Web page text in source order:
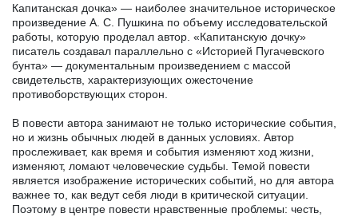
Капитанская дочка» — наиболее значительное историческое
произведение А. С. Пушкина по объему исследовательской
работы, которую проделал автор. «Капитанскую дочку»
писатель создавал параллельно с «Историей Пугачевского
бунта» — документальным произведением с массой
свидетельств, характеризующих ожесточение
противоборствующих сторон.
В повести автора занимают не только исторические события,
но и жизнь обычных людей в данных условиях. Автор
прослеживает, как время и события изменяют ход жизни,
изменяют, ломают человеческие судьбы. Темой повести
является изображение исторических событий, но для автора
важнее то, как ведут себя люди в критической ситуации.
Поэтому в центре повести нравственные проблемы: честь,